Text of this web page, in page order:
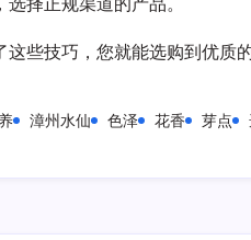
些技巧，您就能选购到优质
漳州水仙 色泽 花香 芽点